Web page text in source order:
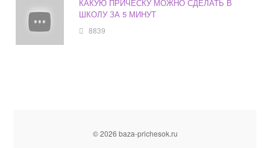
КАКУЮ ПРИЧЕСКУ МОЖНО СДЕЛАТЬ В
ШКОЛУ ЗА 5 МИНУТ
8839
© 2026 baza-prichesok.ru